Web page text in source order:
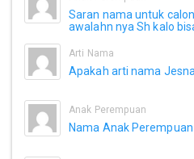
Saran nama untuk
awalahn nya Sh kalo bisa
Arti Nama
Apakah arti nama
Anak Perempuan
Nama Anak Perempuan